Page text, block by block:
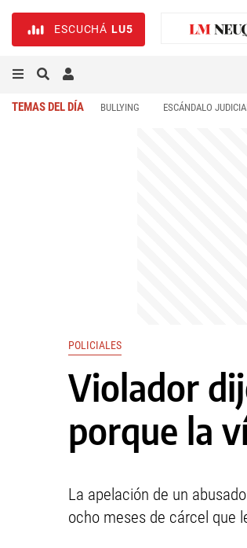
ESCUCHÁ LU5
TEMAS DEL DÍA BULLYING ESCÁNDALO
POLICIALES
Violador
porque la
La apelación de un
ocho meses de cárcel que